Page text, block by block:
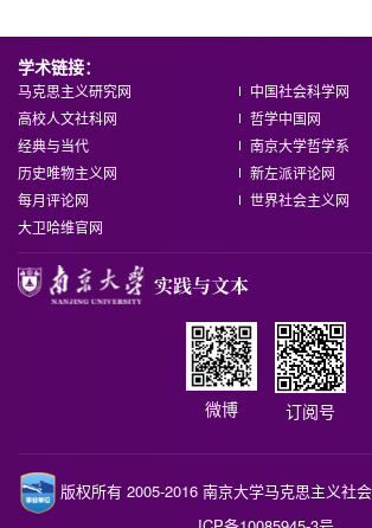
学术链接：
马克思主义研究网
中国社会科学网
高校人文社科网
哲学中国网
经典与当代
南京大学哲学系
历史唯物主义网
新左派评论网
每月评论网
世界社会主义网
大卫哈维官网
微博 订阅号
版权所有 2005-2016 南京大学马克思主义社